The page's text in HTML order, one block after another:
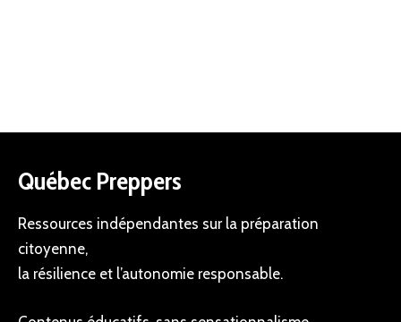
Québec Preppers
Ressources indépendantes sur la préparation
citoyenne,
la résilience et l’autonomie responsable.